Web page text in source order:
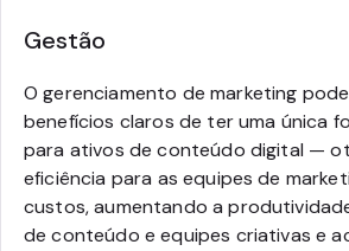
Gestão
O gerenciamento de marketing
benefícios claros de ter uma única
para ativos de conteúdo digital —
eficiência para as equipes de
custos, aumentando a
de conteúdo e equipes criativas e